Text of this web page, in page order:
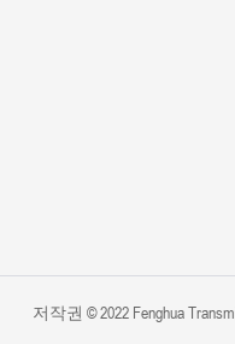
저작권 © 2022 Fenghua